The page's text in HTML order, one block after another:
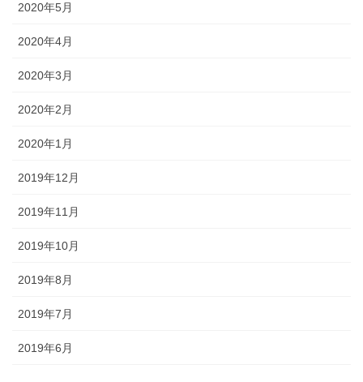
2020年5月
2020年4月
2020年3月
2020年2月
2020年1月
2019年12月
2019年11月
2019年10月
2019年8月
2019年7月
2019年6月